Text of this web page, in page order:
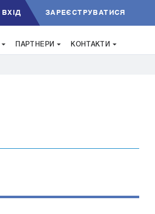
ВXIД ЗАРЕЄСТРУВАТИСЯ
ПАРТНЕРИ КОНТАКТИ